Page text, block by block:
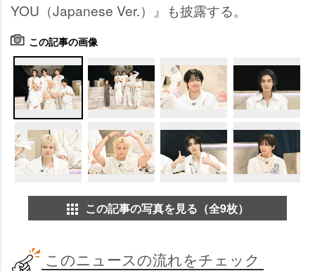
YOU（Japanese Ver.）』も披露する。
この記事の画像
この記事の写真を見る（全9枚）
このニュースの流れをチェック